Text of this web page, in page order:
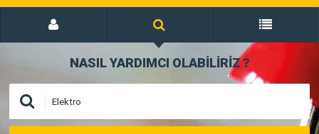
NASIL YARDIMCI OLABİLİRİZ?